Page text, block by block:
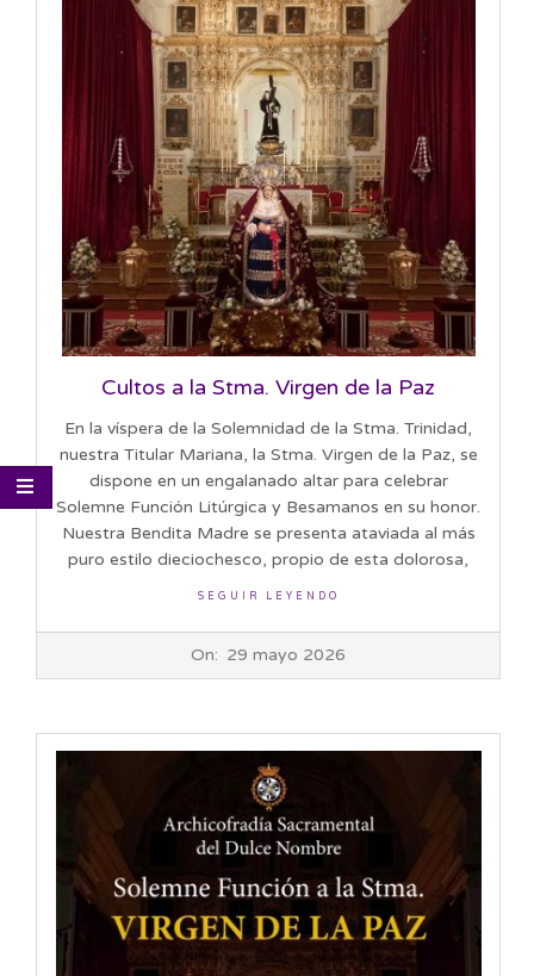
Cultos a la Stma. Virgen de la Paz
En la víspera de la Solemnidad de la Stma. Trinidad,
nuestra Titular Mariana, la Stma. Virgen de la Paz, se
dispone en un engalanado altar para celebrar
Solemne Función Litúrgica y Besamanos en su honor.
Nuestra Bendita Madre se presenta ataviada al más
puro estilo dieciochesco, propio de esta dolorosa,
SEGUIR LEYENDO
On: 29 mayo 2026